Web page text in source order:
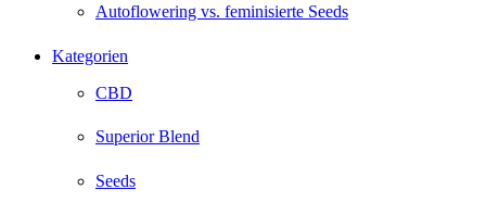
Autoflowering vs. feminisierte Seeds
Kategorien
CBD
Superior Blend
Seeds